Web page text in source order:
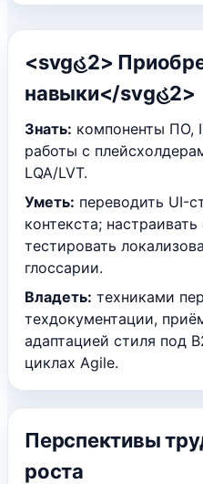
<svgહ2>
навыки</svgહ2>
Знать: компоненты ПО,
работы с
LQA/LVT.
Уметь: переводить UI-
контекста;
тестировать
глоссарии.
Владеть: техниками
техдокументации,
адаптацией стиля под
циклах Agile.
Перспективы
роста